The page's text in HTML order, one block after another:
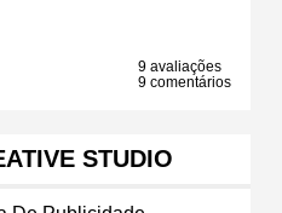
9 avaliações
9 comentários
STUDIO